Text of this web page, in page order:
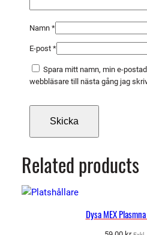
Namn *
E-post *
Spara mitt namn, min e-
webbläsare till nästa gång jag
Related products
Dysa MEX